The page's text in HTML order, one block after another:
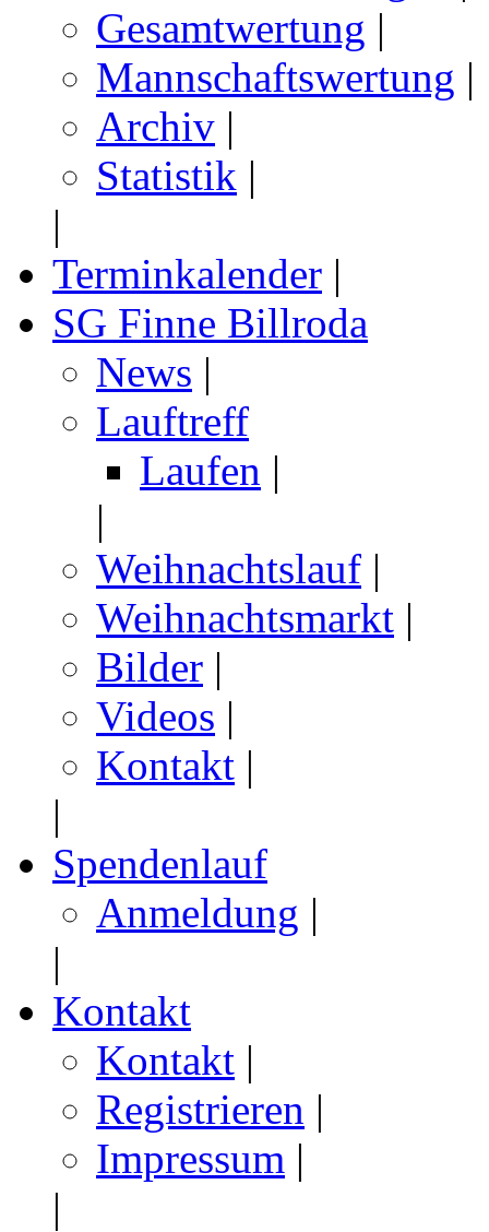
Gesamtwertung |
Mannschaftswertung |
Archiv |
Statistik |
|
Terminkalender |
SG Finne Billroda
News |
Lauftreff
Laufen |
|
Weihnachtslauf |
Weihnachtsmarkt |
Bilder |
Videos |
Kontakt |
|
Spendenlauf
Anmeldung |
|
Kontakt
Kontakt |
Registrieren |
Impressum |
|